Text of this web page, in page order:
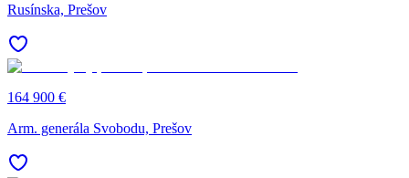
Rusínska, Prešov
164 900 €
Arm. generála Svobodu, Prešov